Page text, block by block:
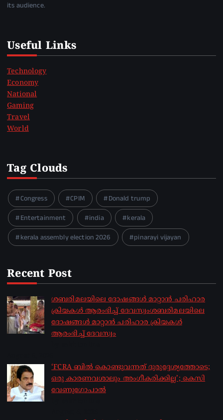
its audience.
Useful Links
Technology
Economy
National
Gaming
Travel
World
Tag Clouds
Congress CPIM
Donald trump
Entertainment
india
kerala
kerala assembly election 2026
pinarayi vijayan
Recent Post
ശബരിമലയിലെ ദോഷങ്ങൾ മാറ്റാൻ പരിഹാര
ക്രിയകൾ ആരംഭിച്ച് ദേവസ്വംശബരിമലയിലെ
ദോഷങ്ങൾ മാറ്റാൻ പരിഹാര ക്രിയകൾ
ആരംഭിച്ച് ദേവസ്വം
‘FCRA ബിൽ കൊണ്ടുവന്നത് ദുരുദ്ദേശ്യത്തോടെ;
ഒരു കാരണവശാലും അം​ഗീകരിക്കില്ല’; കെസി
വേണു​ഗോപാൽ